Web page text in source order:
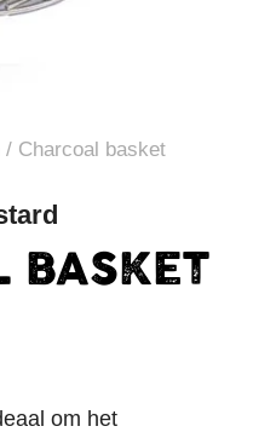
/ Charcoal basket
BASKET
om het